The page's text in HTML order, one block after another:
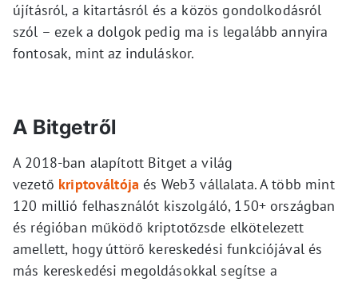
újításról, a kitartásról és a közös gondolkodásról
szól – ezek a dolgok pedig ma is legalább annyira
fontosak, mint az induláskor.
A Bitgetről
A 2018-ban alapított Bitget a világ
vezető kriptováltója és Web3 vállalata. A több mint
120 millió felhasználót kiszolgáló, 150+ országban
és régióban működő kriptotőzsde elkötelezett
amellett, hogy úttörő kereskedési funkciójával és
más kereskedési megoldásokkal segítse a